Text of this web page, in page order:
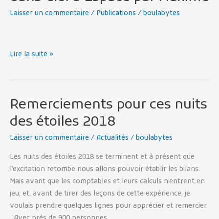
Laisser un commentaire / Publications / boulabytes
Lire la suite »
Remerciements pour ces nuits
des étoiles 2018
Laisser un commentaire / Actualités / boulabytes
Les nuits des étoiles 2018 se terminent et à présent que
l’excitation retombe nous allons pouvoir établir les bilans.
Mais avant que les comptables et leurs calculs n’entrent en
jeu, et, avant de tirer des leçons de cette expérience, je
voulais prendre quelques lignes pour apprécier et remercier.
Remerciements
pour
ces
nuits